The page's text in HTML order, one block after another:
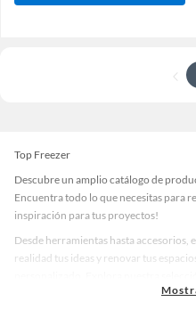
Top Freezer
Descubre un amplio catálogo de
Encuentra todo lo que necesitas para
inspiración para tus proyectos!
Desde herramientas hasta accesorios,
realidad tus ideas y renovar tus
accesorios de calidad que te ayudarán